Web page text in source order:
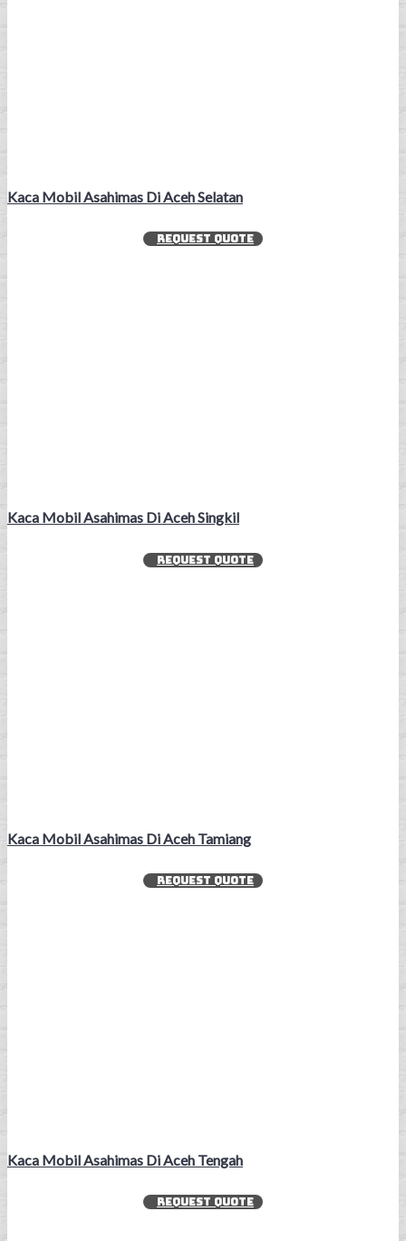
Kaca Mobil Asahimas Di Aceh Selatan
REQUEST QUOTE
Kaca Mobil Asahimas Di Aceh Singkil
REQUEST QUOTE
Kaca Mobil Asahimas Di Aceh Tamiang
REQUEST QUOTE
Kaca Mobil Asahimas Di Aceh Tengah
REQUEST QUOTE